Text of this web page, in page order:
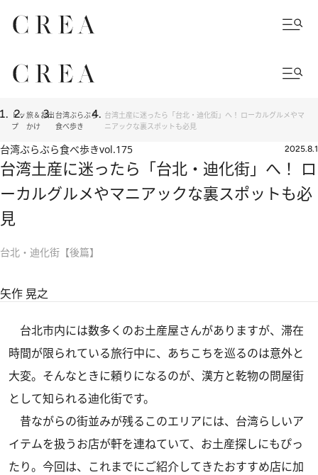
トッ
プ
旅＆お出
かけ
台湾ぶらぶら
食べ歩き
台湾土産に迷ったら「台北・迪化街」へ！ ローカルグルメやマ
ニアックな裏スポットも必見
台湾ぶらぶら食べ歩きvol.175 2025.8.1
台湾土産に迷ったら「台北・迪化街」へ！ ロ
ーカルグルメやマニアックな裏スポットも必
見
台北・迪化街【後篇】
矢作 晃之
台北市内には数多くのお土産屋さんがありますが、滞在
時間が限られている旅行中に、あちこちを巡るのは意外と
大変。そんなときに頼りになるのが、漢方と乾物の問屋街
として知られる迪化街です。
昔ながらの街並みが残るこのエリアには、台湾らしいア
イテムを扱うお店が軒を連ねていて、お土産探しにもぴっ
たり。今回は、これまでにご紹介してきたおすすめ店に加